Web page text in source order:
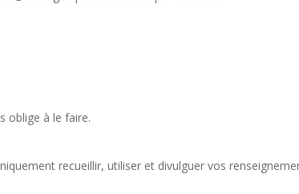
oblige à le faire.
recueillir, utiliser et divulguer vos